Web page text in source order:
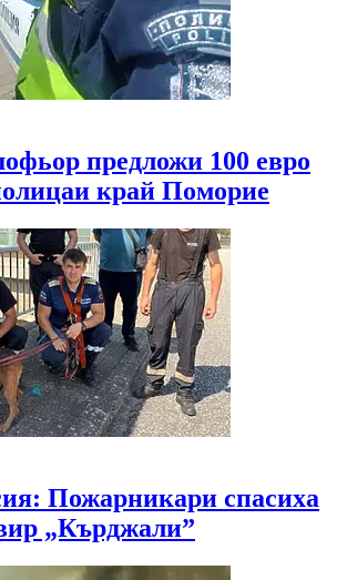
предложи 100 евро
край Поморие
Пожарникари спасиха
„Кърджали”